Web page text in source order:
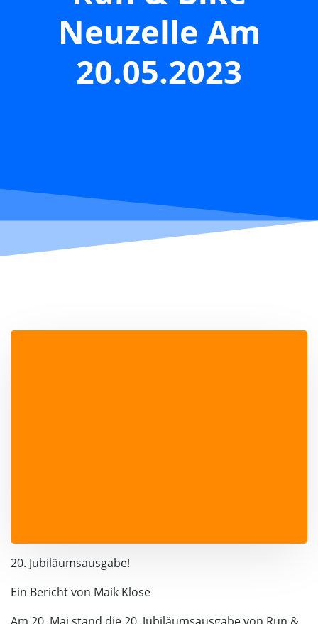
Neuzelle Am
20.05.2023
20. Jubiläumsausgabe!
Ein Bericht von Maik Klose